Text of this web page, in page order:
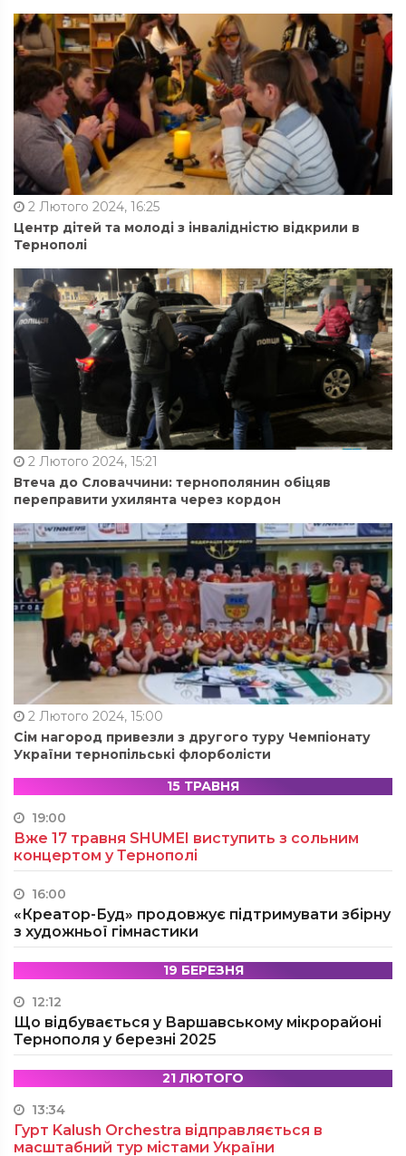
2 Лютого 2024, 16:25
Центр дітей та молоді з інвалідністю відкрили в
Тернополі
2 Лютого 2024, 15:21
Втеча до Словаччини: тернополянин обіцяв
переправити ухилянта через кордон
2 Лютого 2024, 15:00
Сім нагород привезли з другого туру Чемпіонату
України тернопільські флорболісти
15 ТРАВНЯ
19:00
Вже 17 травня SHUMEI виступить з сольним
концертом у Тернополі
16:00
«Креатор-Буд» продовжує підтримувати збірну
з художньої гімнастики
19 БЕРЕЗНЯ
12:12
Що відбувається у Варшавському мікрорайоні
Тернополя у березні 2025
21 ЛЮТОГО
13:34
Гурт Kalush Orchestra відправляється в
масштабний тур містами України